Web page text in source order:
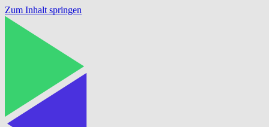
Zum Inhalt springen